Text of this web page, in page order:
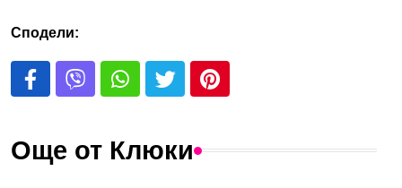
Сподели:
Още от Клюки